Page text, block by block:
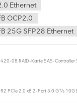
Ethernet
OCP2.0
25G SFP28 Ethernet
08 RAID-Karte SAS-Controller
PCIe 2.0 x8 2-Port 5.0 GT/s 10G